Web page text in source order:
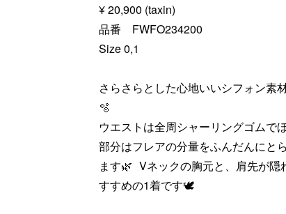
¥ 20,900 (taxin)
品番 FWFO234200
Size 0,1
さらさらとした心地いいシフォン素
🫧
ウエストは全周シャーリングゴムで
部分はフレアの分量をふんだんにと
ます🌿 Vネックの胸元と、肩先が隠
すすめの1着です🕊️